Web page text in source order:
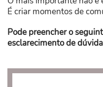
É criar momentos de
Pode preencher o
esclarecimento de